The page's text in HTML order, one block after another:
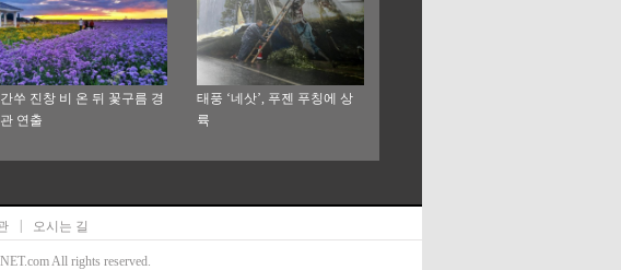
간쑤 진창 비 온 뒤 꽃구름 경
관 연출
태풍 ‘네삿’, 푸젠 푸칭에 상
륙